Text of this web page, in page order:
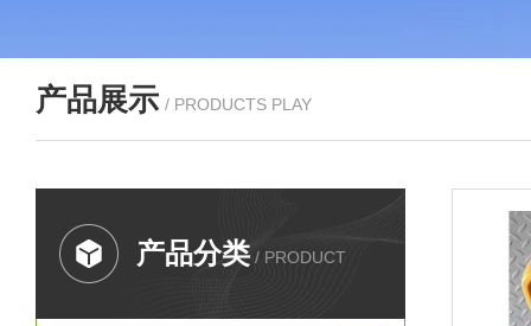
产品展示 / PRODUCTS PLAY
产品分类 / PRODUCT